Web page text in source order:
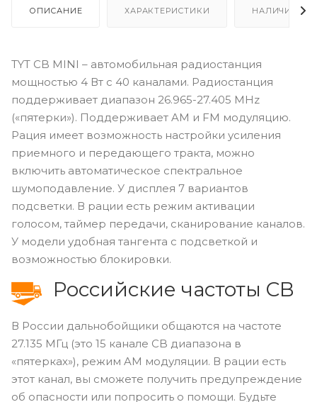
ОПИСАНИЕ ХАРАКТЕРИСТИКИ НАЛИЧИЕ
TYT CB MINI – автомобильная радиостанция
мощностью 4 Вт с 40 каналами. Радиостанция
поддерживает диапазон 26.965-27.405 MHz
(«пятерки»). Поддерживает AM и FM модуляцию.
Рация имеет возможность настройки усиления
приемного и передающего тракта, можно
включить автоматическое спектральное
шумоподавление. У дисплея 7 вариантов
подсветки. В рации есть режим активации
голосом, таймер передачи, сканирование каналов.
У модели удобная тангента с подсветкой и
возможностью блокировки.
Российские частоты CB
В России дальнобойщики общаются на частоте
27.135 МГц (это 15 канале CB диапазона в
«пятерках»), режим AM модуляции. В рации есть
этот канал, вы сможете получить предупреждение
об опасности или попросить о помощи. Будьте